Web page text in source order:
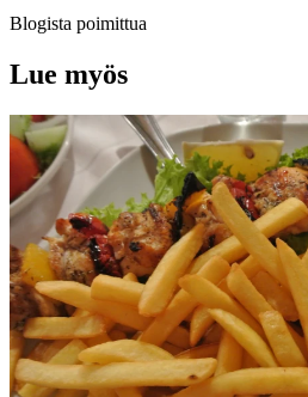
Blogista poimittua
Lue myös